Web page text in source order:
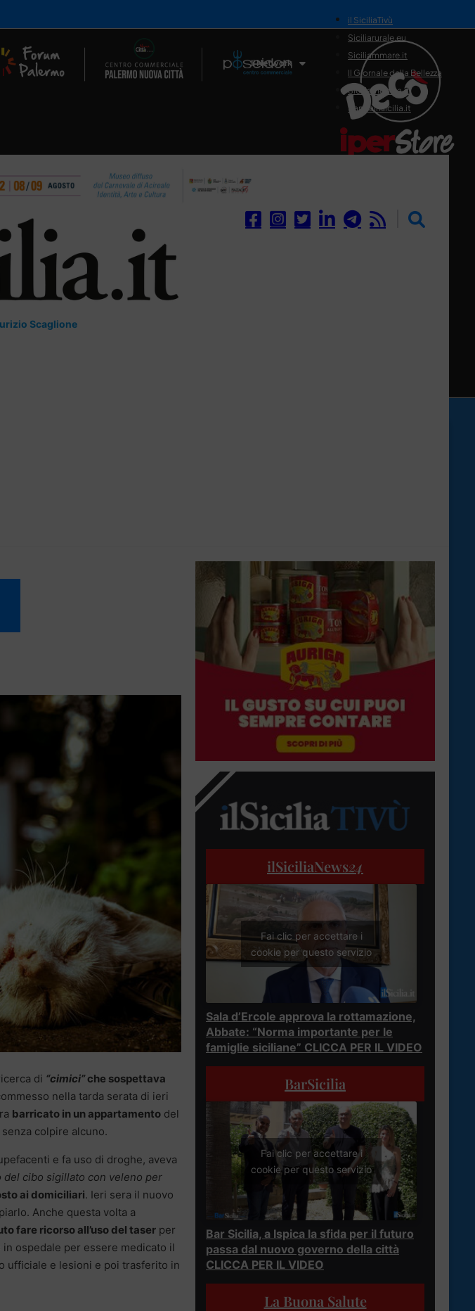
Il Network
il SiciliaTivù
Siciliarurale.eu
Siciliammare.it
Il Giornale della Bellezza
Siciliamedica.it
Sanitainsicilia.it
Scaglione
di “cimici”che sospettava
nella tarda serata di ieri
barricato in un appartamento del
senza colpire alcuno.
e fa uso di droghe, aveva
del cibo sigillato con veleno per
ai domiciliari. Ieri sera il nuovo
Anche questa volta a
fare ricorso all’uso del taser per
ospedale per essere medicato il
ufficiale e lesioni e poi trasferito in
ilSiciliaNews24
Fai clic per accettare i
cookie per questo servizio
Sala d’Ercole approva la rottamazione,
Abbate: “Norma importante per le
famiglie siciliane” CLICCA PER IL VIDEO
BarSicilia
Fai clic per accettare i
cookie per questo servizio
Bar Sicilia, a Ispica la sfida per il futuro
passa dal nuovo governo della città
CLICCA PER IL VIDEO
La Buona Salute